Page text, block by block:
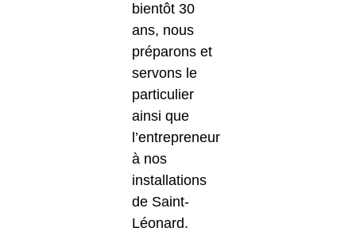
bientôt 30
ans, nous
préparons et
servons le
particulier
ainsi que
l’entrepreneur
à nos
installations
de Saint-
Léonard.